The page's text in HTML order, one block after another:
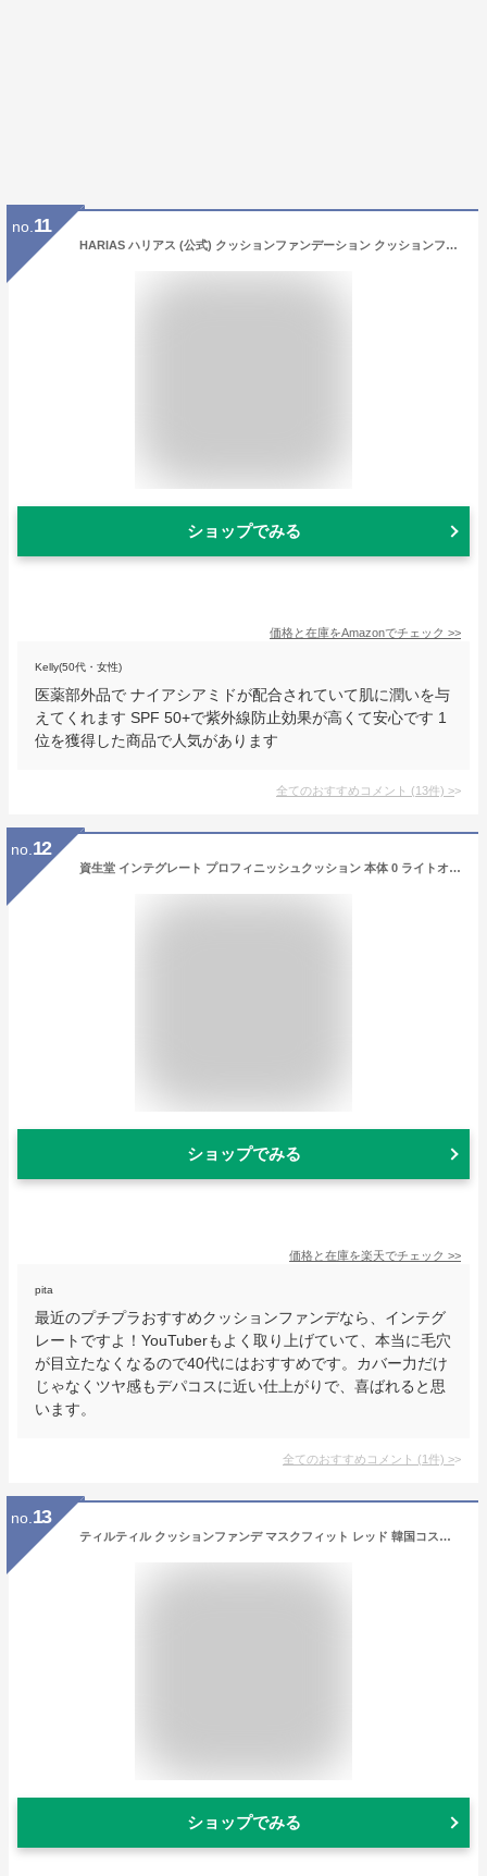
no. 11
HARIAS ハリアス (公式) クッションファンデーション クッションファンデ SPF50+ ナイアシンアミド 医薬部外品 美容液 ファンデーション 人気ランキング (オークル)
ショップでみる
価格と在庫をAmazonでチェック >>
Kelly(50代・女性)
医薬部外品で ナイアシアミドが配合されていて肌に潤いを与
えてくれます SPF 50+で紫外線防止効果が高くて安心です 1
位を獲得した商品で人気があります
全てのおすすめコメント (13件) >
no. 12
資生堂 インテグレート プロフィニッシュクッション 本体 0 ライトオークル（明るめ～やや明るめ） SPF50+・PA+++ 無香料 【最低購入金額9900円】
ショップでみる
価格と在庫を楽天でチェック >>
pita
最近のプチプラおすすめクッションファンデなら、インテグ
レートですよ！YouTuberもよく取り上げていて、本当に毛穴
が目立たなくなるので40代にはおすすめです。カバー力だけ
じゃなくツヤ感もデパコスに近い仕上がりで、喜ばれると思
います。
全てのおすすめコメント (1件) >
no. 13
ティルティル クッションファンデ マスクフィット レッド 韓国コスメ ファンデーション崩れ知らず 美白 うるおい 保湿 ハリ ツヤ カバー力 毛穴 皮脂 シミ シワ ほうれい線 肝斑 唇
ショップでみる